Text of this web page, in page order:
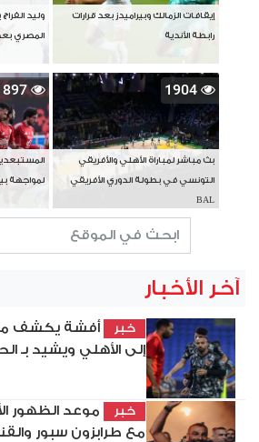
إيقافات الزمالك وبيراميدز بعد قرارات
رابطة الأندية
وليد
المصري
1904
بث مباشر لمباراة الأهلي والأفريقي
التونسي في بطولة الدوري الأفريقي
BAL
لمواجهة
آخر الأخبار
خبر
أفشة يكشف
إلى الأهلي ويشيد بـ
خبر
موعد الظهور
مع طرابزون سبور